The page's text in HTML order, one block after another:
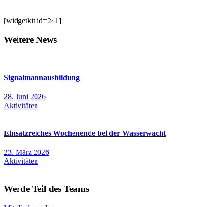
[widgetkit id=241]
Weitere News
Signalmannausbildung
28. Juni 2026
Aktivitäten
Einsatzreiches Wochenende bei der Wasserwacht
23. März 2026
Aktivitäten
Werde Teil des Teams